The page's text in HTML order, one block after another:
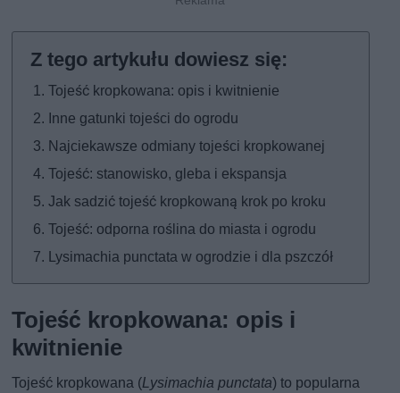
Tojeść kropkowana: opis i kwitnienie
Inne gatunki tojeści do ogrodu
Najciekawsze odmiany tojeści kropkowanej
Tojeść: stanowisko, gleba i ekspansja
Jak sadzić tojeść kropkowaną krok po kroku
Tojeść: odporna roślina do miasta i ogrodu
Lysimachia punctata w ogrodzie i dla pszczół
Tojeść kropkowana: opis i
kwitnienie
Tojeść kropkowana (Lysimachia punctata) to popularna